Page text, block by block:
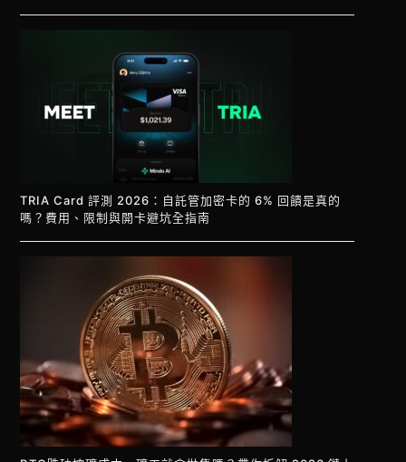
TRIA Card 評測 2026：自託管加密卡的 6% 回饋是真的
嗎？費用、限制與開卡避坑全指南